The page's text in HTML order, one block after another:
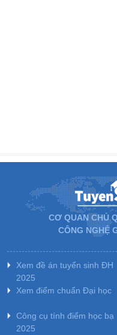
CƠ QUAN CHỦ
CÔNG NGHỆ
Xem đề án tuyển sinh ĐH
2025
Xem điểm chuẩn Đại học
Công cụ tính điểm học bạ
2025